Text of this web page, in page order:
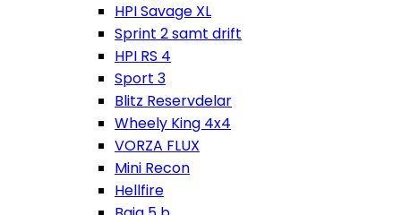
HPI Savage XL
Sprint 2 samt drift
HPI RS 4
Sport 3
Blitz Reservdelar
Wheely King 4x4
VORZA FLUX
Mini Recon
Hellfire